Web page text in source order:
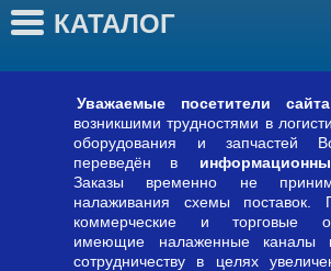
КАТАЛОГ
Уважаемые посетители
возникшими трудностями в
оборудования и запчастей
переведён в
Заказы временно не
налаживания схемы поставок.
коммерческие и торговые
имеющие налаженные каналы
сотрудничеству в целях